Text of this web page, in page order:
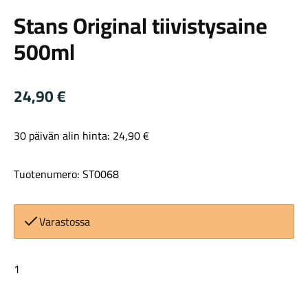
Kaupunkisähköpyörät
Stans Original tiivistysaine
500ml
24,90€
30 päivän alin hinta: 24,90€
Tuotenumero: ST0068
Varastossa
Stans